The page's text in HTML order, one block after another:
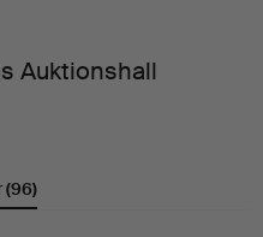
Auktionshall
(96)